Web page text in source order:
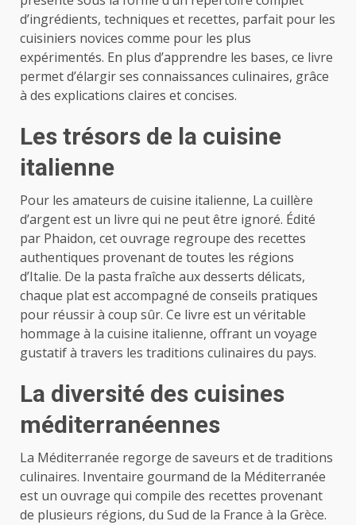
d’ingrédients, techniques et recettes, parfait pour les
cuisiniers novices comme pour les plus
expérimentés. En plus d’apprendre les bases, ce livre
permet d’élargir ses connaissances culinaires, grâce
à des explications claires et concises.
Les trésors de la cuisine
italienne
Pour les amateurs de cuisine italienne, La cuillère
d’argent est un livre qui ne peut être ignoré. Édité
par Phaidon, cet ouvrage regroupe des recettes
authentiques provenant de toutes les régions
d’Italie. De la pasta fraîche aux desserts délicats,
chaque plat est accompagné de conseils pratiques
pour réussir à coup sûr. Ce livre est un véritable
hommage à la cuisine italienne, offrant un voyage
gustatif à travers les traditions culinaires du pays.
La diversité des cuisines
méditerranéennes
La Méditerranée regorge de saveurs et de traditions
culinaires. Inventaire gourmand de la Méditerranée
est un ouvrage qui compile des recettes provenant
de plusieurs régions, du Sud de la France à la Grèce.